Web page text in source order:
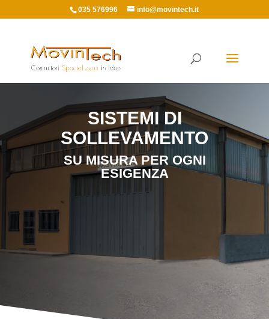
035 576996 info@movintech.it
SISTEMI DI
SOLLEVAMENTO
SU MISURA PER OGNI
ESIGENZA